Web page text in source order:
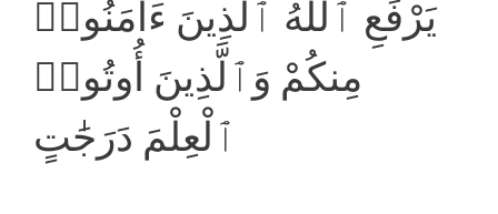
يَرْفَعِ ٱللَّهُ ٱلَّذِينَ ءَامَنُوا۟
مِنكُمْ وَٱلَّذِينَ أُوتُوا۟
ٱلْعِلْمَ دَرَجَٰتٍ